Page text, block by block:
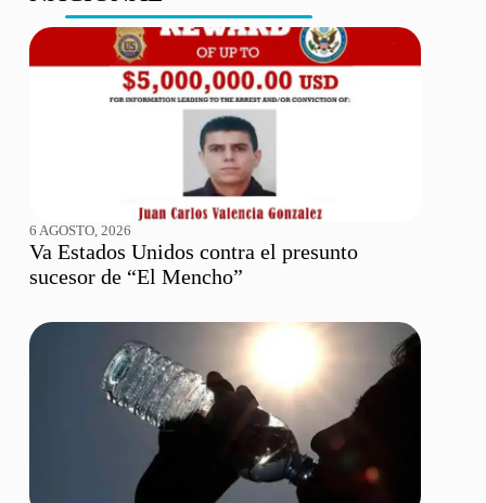
6 AGOSTO, 2026
Va Estados Unidos contra el presunto
sucesor de “El Mencho”